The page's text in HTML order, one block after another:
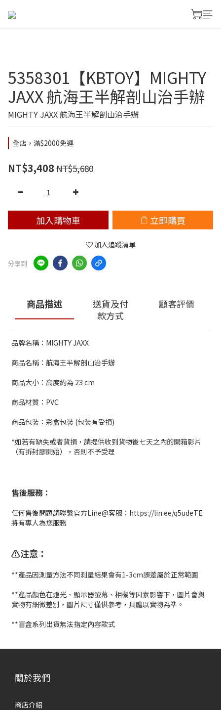
5358301【KBTOY】MIGHTY
JAXX 航海王半解剖山治手辦
MIGHTY JAXX 航海王半解剖山治手辦
全店，滿$2000免運
NT$3,408 NT$5,680
加入購物車 立即購買
加入追蹤清單
分享到
商品描述
送貨及付
款方式
顧客評價
品牌名稱：MIGHTY JAXX
商品名稱：航海王半解剖山治手辦
商品大小：高度約為 23 cm
商品材質：PVC
商品包裝：彩盒包裝 (包裝有受損)
*如若有缺失或者貨損，請提供收到貨物後七天之內的開箱影片
（有拆封膠開始），否則不予受理
售後服務：
任何售後問題請聯繫官方Line@客服：https://lin.ee/q5udeTE
將有專人為您服務
⚠️注意：
**產品因測量方法不同測量結果會有1-3cm誤差屬於正常範圍
**產品顏色在燈光、顯示器螢幕、相機等因素影響下，圖片會與
實物有細微差別，圖片尺寸僅供參考，具體以實物為準。
**盲盒系列出貨無法指定內容款式
關於我們
商店介紹